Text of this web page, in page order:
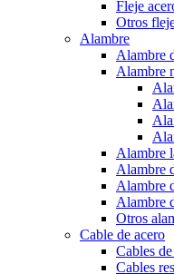
Fleje
Otros
Alambre
Alambre
Alambre
Alambre
Alambre
Alambre
Alambre
Otros
Cable de acero
Cables
Cables